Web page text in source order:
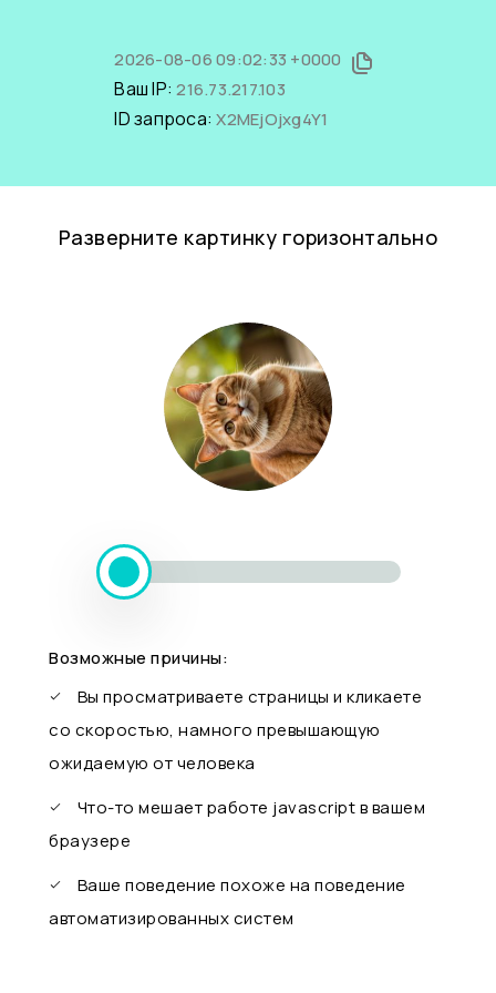
2026-08-06 09:02:33 +0000
Ваш IP:216.73.217.103
ID запроса:X2MEjOjxg4Y1
Разверните картинку горизонтально
Возможные причины:
Вы просматриваете страницы и кликаете
со скоростью, намного превышающую
ожидаемую от человека
Что-то мешает работе javascript в вашем
браузере
Ваше поведение похоже на поведение
автоматизированных систем